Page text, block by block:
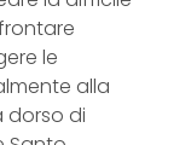
le
alla
dorso di